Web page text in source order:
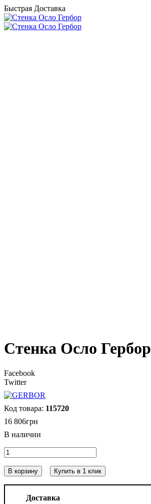
Быстрая Доставка
Стенка Осло Гербор
Facebook
Twitter
115720
16 806грн
В корзину Купить в 1 клик
Доставка